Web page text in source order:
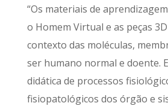
“Os materiais de
o Homem Virtual e as peças
contexto das moléculas,
ser humano normal e doente.
didática de processos
fisiopatológicos dos órgão e